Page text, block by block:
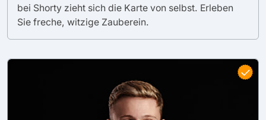
bei Shorty zieht sich die Karte von selbst. Erleben
Sie freche, witzige Zauberein.